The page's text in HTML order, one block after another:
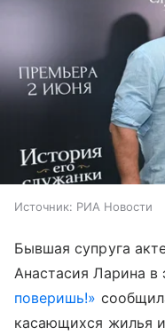
Источник: РИА Новости
Бывшая супруга
Анастасия Ларина в
поверишь!»
касающихся жилья